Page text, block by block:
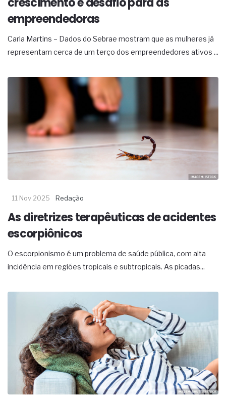
empreendedoras
Carla Martins – Dados do Sebrae mostram que as mulheres já
representam cerca de um terço dos empreendedores ativos ...
11 Nov 2025 Redação
As diretrizes terapêuticas de acidentes
escorpiônicos
O escorpionismo é um problema de saúde pública, com alta
incidência em regiões tropicais e subtropicais. As picadas...